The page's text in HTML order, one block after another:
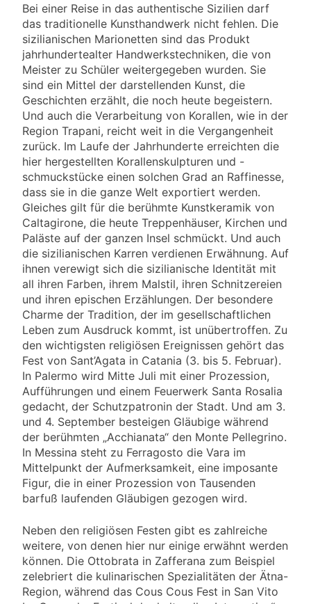
Bei einer Reise in das authentische Sizilien darf
das traditionelle Kunsthandwerk nicht fehlen. Die
sizilianischen Marionetten sind das Produkt
jahrhundertealter Handwerkstechniken, die von
Meister zu Schüler weitergegeben wurden. Sie
sind ein Mittel der darstellenden Kunst, die
Geschichten erzählt, die noch heute begeistern.
Und auch die Verarbeitung von Korallen, wie in der
Region Trapani, reicht weit in die Vergangenheit
zurück. Im Laufe der Jahrhunderte erreichten die
hier hergestellten Korallenskulpturen und -
schmuckstücke einen solchen Grad an Raffinesse,
dass sie in die ganze Welt exportiert werden.
Gleiches gilt für die berühmte Kunstkeramik von
Caltagirone, die heute Treppenhäuser, Kirchen und
Paläste auf der ganzen Insel schmückt. Und auch
die sizilianischen Karren verdienen Erwähnung. Auf
ihnen verewigt sich die sizilianische Identität mit
all ihren Farben, ihrem Malstil, ihren Schnitzereien
und ihren epischen Erzählungen. Der besondere
Charme der Tradition, der im gesellschaftlichen
Leben zum Ausdruck kommt, ist unübertroffen. Zu
den wichtigsten religiösen Ereignissen gehört das
Fest von Sant’Agata in Catania (3. bis 5. Februar).
In Palermo wird Mitte Juli mit einer Prozession,
Aufführungen und einem Feuerwerk Santa Rosalia
gedacht, der Schutzpatronin der Stadt. Und am 3.
und 4. September besteigen Gläubige während
der berühmten „Acchianata“ den Monte Pellegrino.
In Messina steht zu Ferragosto die Vara im
Mittelpunkt der Aufmerksamkeit, eine imposante
Figur, die in einer Prozession von Tausenden
barfuß laufenden Gläubigen gezogen wird.
Neben den religiösen Festen gibt es zahlreiche
weitere, von denen hier nur einige erwähnt werden
können. Die Ottobrata in Zafferana zum Beispiel
zelebriert die kulinarischen Spezialitäten der Ätna-
Region, während das Cous Cous Fest in San Vito